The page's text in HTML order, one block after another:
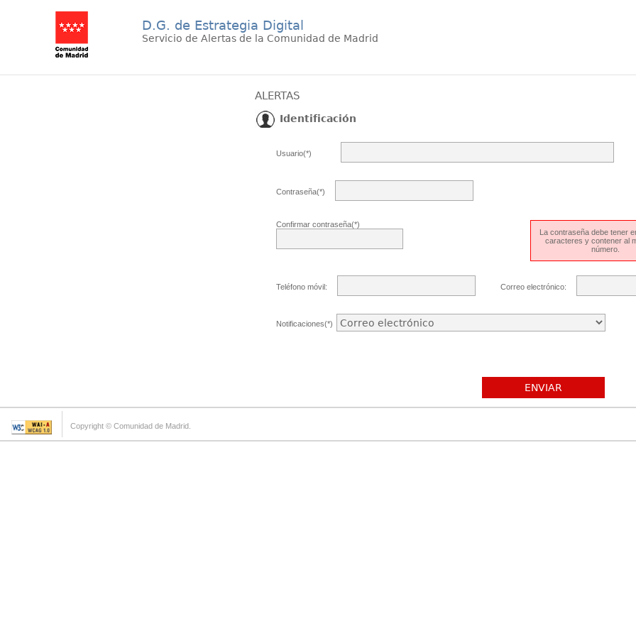
D.G. de Estrategia Digital
Servicio de Alertas de la Comunidad de Madrid
ALERTAS
Identificación
Usuario(*)
Contraseña(*)
Confirmar contraseña(*)
La contraseña debe tener
caracteres y contener al
número.
Teléfono móvil: Correo electrónico:
Notificaciones(*)
ENVIAR
Copyright © Comunidad de Madrid.